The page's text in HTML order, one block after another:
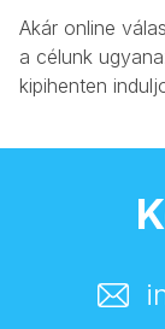
Akár online
a célunk
kipihenten